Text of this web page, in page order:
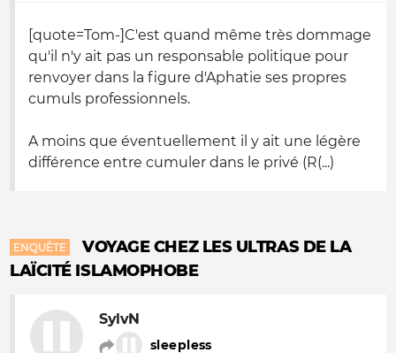
[quote=Tom-]C'est quand même très dommage
qu'il n'y ait pas un responsable politique pour
renvoyer dans la figure d'Aphatie ses propres
cumuls professionnels.
A moins que éventuellement il y ait une légère
différence entre cumuler dans le privé (R(...)
ENQUÊTE
VOYAGE CHEZ LES ULTRAS DE LA
LAÏCITÉ ISLAMOPHOBE
SylvN
sleepless